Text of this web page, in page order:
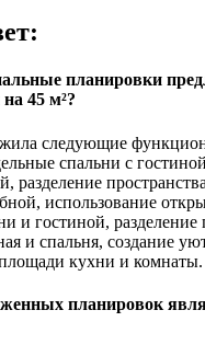
планировки
45 м²?
следующие
спальни с
разделение
использование
и гостиной, разделение
и спальня, создание
кухни и комнаты.
планировок